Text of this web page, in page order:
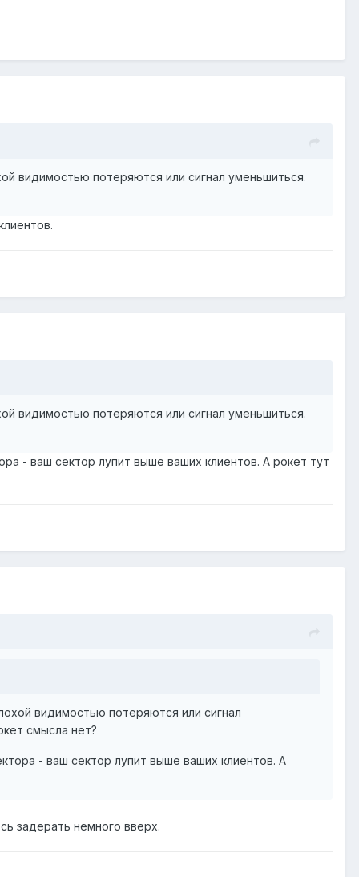
видимостью потеряются или сигнал уменьшиться.
видимостью потеряются или сигнал уменьшиться.
- ваш сектор лупит выше ваших клиентов. А рокет тут
видимостью потеряются или сигнал
смысла нет?
- ваш сектор лупит выше ваших клиентов. А
задерать немного вверх.